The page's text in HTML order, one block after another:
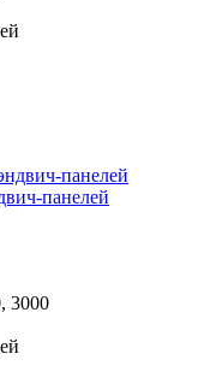
панелей
3000